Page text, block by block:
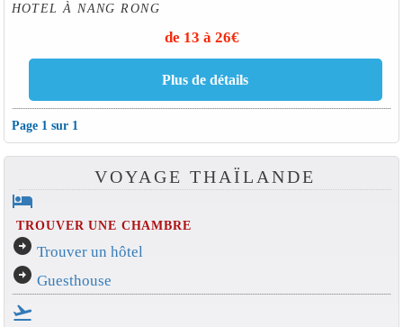
HOTEL À NANG RONG
de 13 à 26€
Page 1 sur 1
VOYAGE THAÏLANDE
hotel
TROUVER UNE CHAMBRE
arrow_circle_right Trouver un hôtel
arrow_circle_right Guesthouse
flight_takeoff